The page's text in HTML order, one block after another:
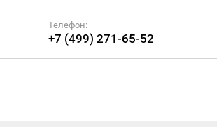
Телефон:
+7 (499) 271-65-52